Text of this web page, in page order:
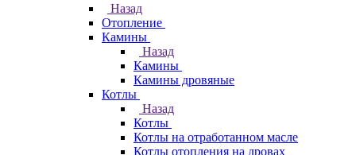
Назад
Отопление
Камины
Назад
Камины
Камины дровяные
Котлы
Назад
Котлы
Котлы на отработанном масле
Котлы отопления на дровах